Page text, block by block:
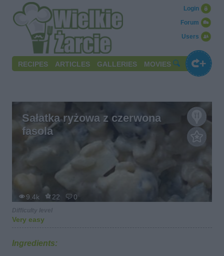
Users
Forum
Login
RECIPES ARTICLES GALLERIES MOVIES
Sałatka ryżowa z czerwona
fasola
9.4k 22 0
Very easy
Ingredients: